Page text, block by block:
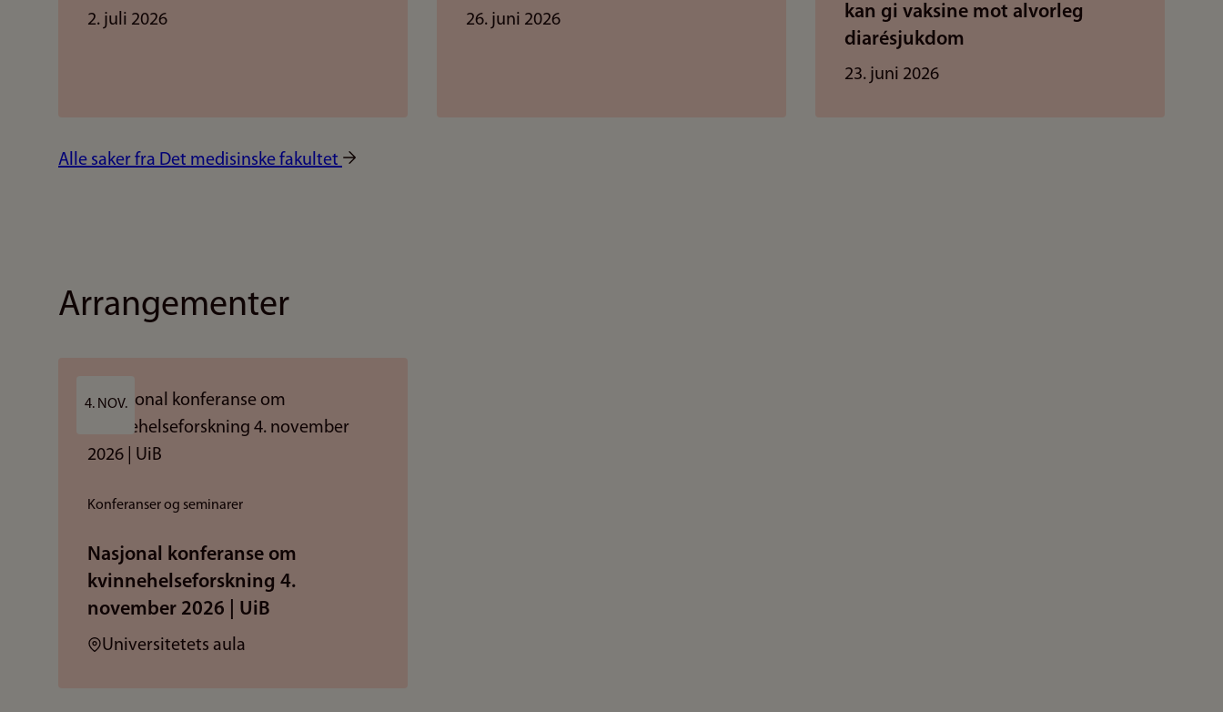
2. juli 2026 26. juni 2026
kan gi vaksine mot alvorleg
diarésjukdom
23. juni 2026
Alle saker fra Det medisinske fakultet
Arrangementer
4. NOV.
Konferanser og seminarer
Nasjonal konferanse om
kvinnehelseforskning 4.
november 2026 | UiB
Sted:
Universitetets aula